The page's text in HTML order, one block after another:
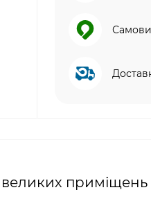
великих приміщень